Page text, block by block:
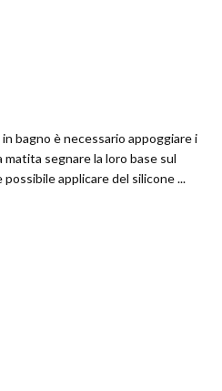
bagno è necessario appoggiare i
matita segnare la loro base sul
applicare del silicone ...